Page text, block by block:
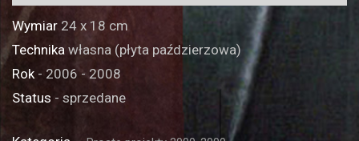
Wymiar 24 x 18 cm
Technika własna (płyta paździerzowa)
Rok- 2006 - 2008
Status - sprzedane